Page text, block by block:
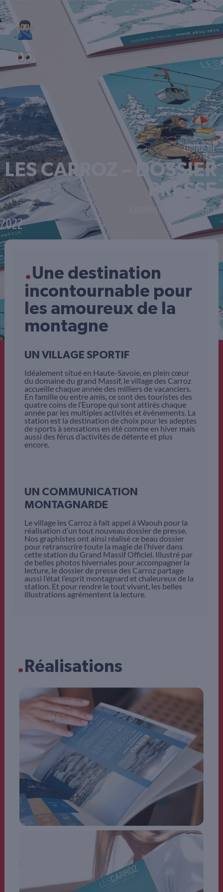
TOURISME
LES CARROZ – DOSSIER
PRESSE
GRAPHISME ESCROQUERIE
2022
.Une destination
incontournable pour
les amoureux de la
montagne
UN VILLAGE SPORTIF
Idéalement situé en Haute-Savoie, en plein cœur
du domaine du grand Massif, le village des Carroz
accueille chaque année des milliers de vacanciers.
En famille ou entre amis, ce sont des touristes des
quatre coins de l’Europe qui sont attirés chaque
année par les multiples activités et évènements. La
station est la destination de choix pour les adeptes
de sports à sensations en été comme en hiver mais
aussi des férus d’activités de détente et plus
encore.
UN COMMUNICATION
MONTAGNARDE
Le village les Carroz à fait appel à Waouh pour la
réalisation d’un tout nouveau dossier de presse.
Nos graphistes ont ainsi réalisé ce beau dossier
pour retranscrire toute la magie de l’hiver dans
cette station du Grand Massif Officiel. Illustré par
de belles photos hivernales pour accompagner la
lecture, le dossier de presse des Carroz partage
aussi l’état l’esprit montagnard et chaleureux de la
station. Et pour rendre le tout vivant, les belles
illustrations agrémentent la lecture.
.Réalisations